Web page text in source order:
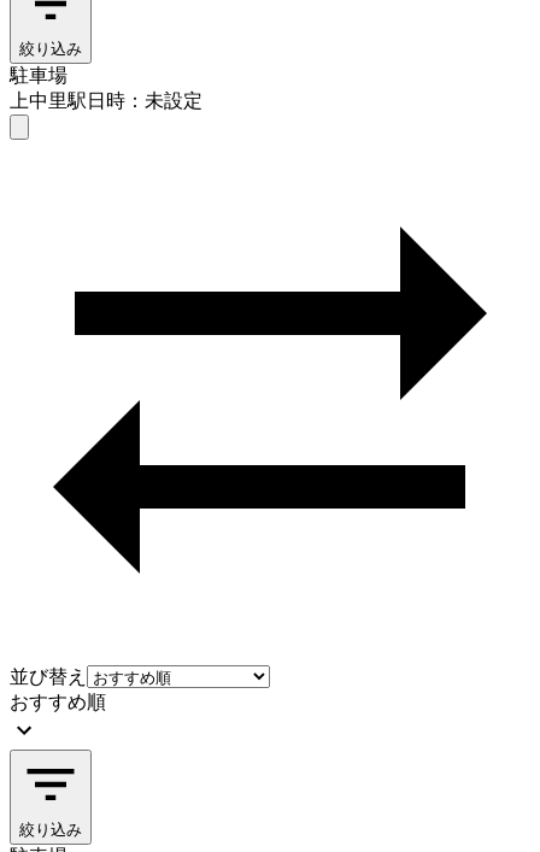
絞り込み
駐車場
上中里駅日時：未設定
並び替え
おすすめ順
絞り込み